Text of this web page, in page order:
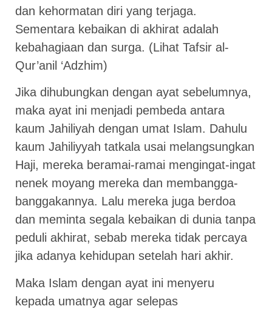
dan kehormatan diri yang terjaga.
Sementara kebaikan di akhirat adalah
kebahagiaan dan surga. (Lihat Tafsir al-
Qur’anil ‘Adzhim)
Jika dihubungkan dengan ayat sebelumnya,
maka ayat ini menjadi pembeda antara
kaum Jahiliyah dengan umat Islam. Dahulu
kaum Jahiliyyah tatkala usai melangsungkan
Haji, mereka beramai-ramai mengingat-ingat
nenek moyang mereka dan membangga-
banggakannya. Lalu mereka juga berdoa
dan meminta segala kebaikan di dunia tanpa
peduli akhirat, sebab mereka tidak percaya
jika adanya kehidupan setelah hari akhir.
Maka Islam dengan ayat ini menyeru
kepada umatnya agar selepas